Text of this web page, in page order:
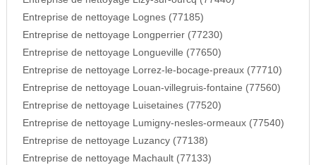
Entreprise de nettoyage Lognes (77185)
Entreprise de nettoyage Longperrier (77230)
Entreprise de nettoyage Longueville (77650)
Entreprise de nettoyage Lorrez-le-bocage-preaux (77710)
Entreprise de nettoyage Louan-villegruis-fontaine (77560)
Entreprise de nettoyage Luisetaines (77520)
Entreprise de nettoyage Lumigny-nesles-ormeaux (77540)
Entreprise de nettoyage Luzancy (77138)
Entreprise de nettoyage Machault (77133)